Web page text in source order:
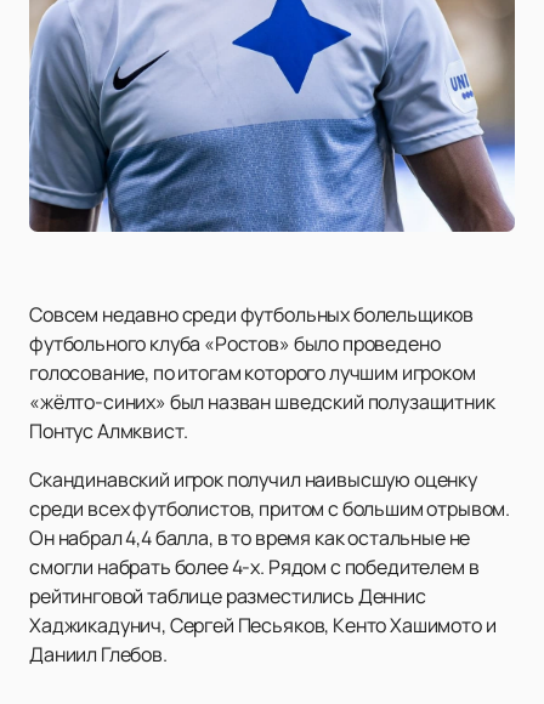
Совсем недавно среди футбольных болельщиков
футбольного клуба «Ростов» было проведено
голосование, по итогам которого лучшим игроком
«жёлто-синих» был назван шведский полузащитник
Понтус Алмквист.
Скандинавский игрок получил наивысшую оценку
среди всех футболистов, притом с большим отрывом.
Он набрал 4,4 балла, в то время как остальные не
смогли набрать более 4-х. Рядом с победителем в
рейтинговой таблице разместились Деннис
Хаджикадунич, Сергей Песьяков, Кенто Хашимото и
Даниил Глебов.